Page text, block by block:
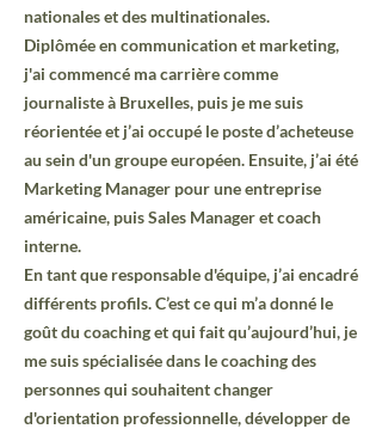
nationales et des multinationales.
Diplômée en communication et marketing,
j'ai commencé ma carrière comme
journaliste à Bruxelles, puis je me suis
réorientée et j’ai occupé le poste d’acheteuse
au sein d'un groupe européen. Ensuite, j’ai été
Marketing Manager pour une entreprise
américaine, puis Sales Manager et coach
interne.
En tant que responsable d'équipe, j’ai encadré
différents profils. C’est ce qui m’a donné le
goût du coaching et qui fait qu’aujourd’hui, je
me suis spécialisée dans le coaching des
personnes qui souhaitent changer
d'orientation professionnelle, développer de